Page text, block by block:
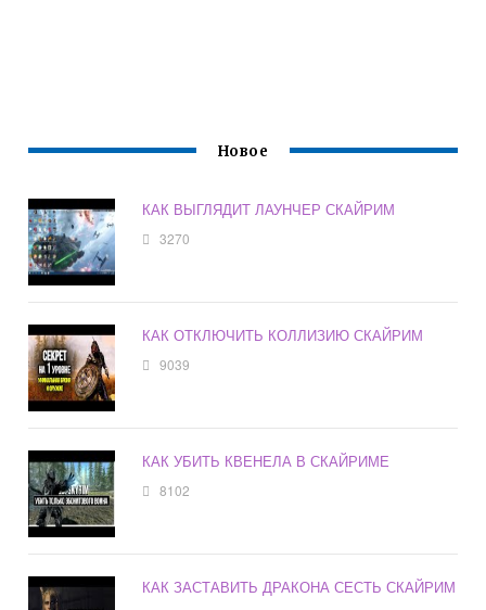
Новое
КАК ВЫГЛЯДИТ ЛАУНЧЕР СКАЙРИМ
3270
КАК ОТКЛЮЧИТЬ КОЛЛИЗИЮ СКАЙРИМ
9039
КАК УБИТЬ КВЕНЕЛА В СКАЙРИМЕ
8102
КАК ЗАСТАВИТЬ ДРАКОНА СЕСТЬ СКАЙРИМ